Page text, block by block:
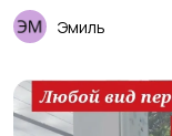
Эмиль